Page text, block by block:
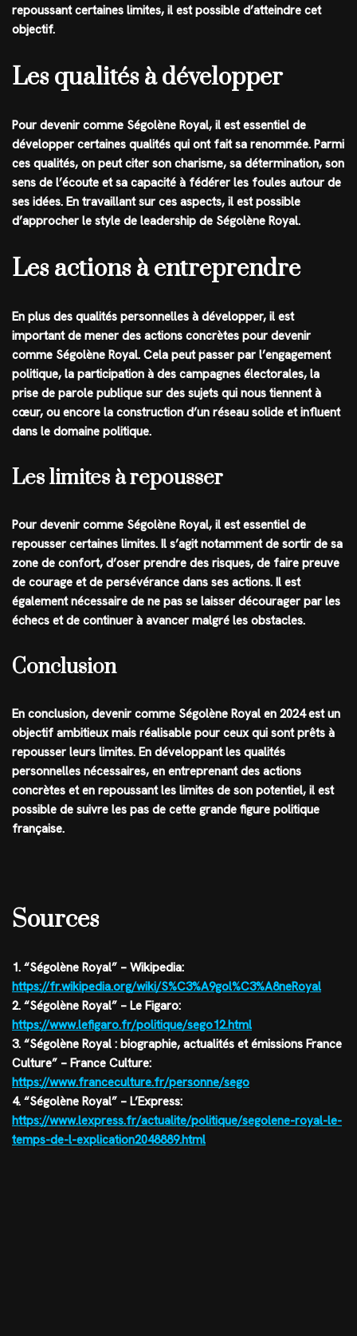
repoussant certaines limites, il est possible d’atteindre cet
objectif.
Les qualités à développer
Pour devenir comme Ségolène Royal, il est essentiel de
développer certaines qualités qui ont fait sa renommée. Parmi
ces qualités, on peut citer son charisme, sa détermination, son
sens de l’écoute et sa capacité à fédérer les foules autour de
ses idées. En travaillant sur ces aspects, il est possible
d’approcher le style de leadership de Ségolène Royal.
Les actions à entreprendre
En plus des qualités personnelles à développer, il est
important de mener des actions concrètes pour devenir
comme Ségolène Royal. Cela peut passer par l’engagement
politique, la participation à des campagnes électorales, la
prise de parole publique sur des sujets qui nous tiennent à
cœur, ou encore la construction d’un réseau solide et influent
dans le domaine politique.
Les limites à repousser
Pour devenir comme Ségolène Royal, il est essentiel de
repousser certaines limites. Il s’agit notamment de sortir de sa
zone de confort, d’oser prendre des risques, de faire preuve
de courage et de persévérance dans ses actions. Il est
également nécessaire de ne pas se laisser décourager par les
échecs et de continuer à avancer malgré les obstacles.
Conclusion
En conclusion, devenir comme Ségolène Royal en 2024 est un
objectif ambitieux mais réalisable pour ceux qui sont prêts à
repousser leurs limites. En développant les qualités
personnelles nécessaires, en entreprenant des actions
concrètes et en repoussant les limites de son potentiel, il est
possible de suivre les pas de cette grande figure politique
française.
Sources
1. “Ségolène Royal” – Wikipedia:
https://fr.wikipedia.org/wiki/S%C3%A9gol%C3%A8neRoyal
2. “Ségolène Royal” – Le Figaro:
https://www.lefigaro.fr/politique/sego12.html
3. “Ségolène Royal : biographie, actualités et émissions France
Culture” – France Culture:
https://www.franceculture.fr/personne/sego
4. “Ségolène Royal” – L’Express:
https://www.lexpress.fr/actualite/politique/segolene-royal-le-
temps-de-l-explication2048889.html